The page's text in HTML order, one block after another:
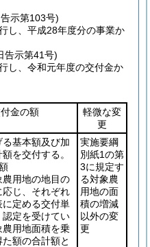
告示第103号)
し、平成28年度分の事業か
告示第41号)
し、令和元年度の交付金か
金の額
軽微な変
更
る基本額及び加
を交付する。
農用地の地目の
応じ、それぞれ
に定める交付単
認定を受けてい
農用地面積を乗
た額の合計額と
実施要綱
別紙1の第
3に規定す
る対象農
用地の面
積の増減
以外の変
更